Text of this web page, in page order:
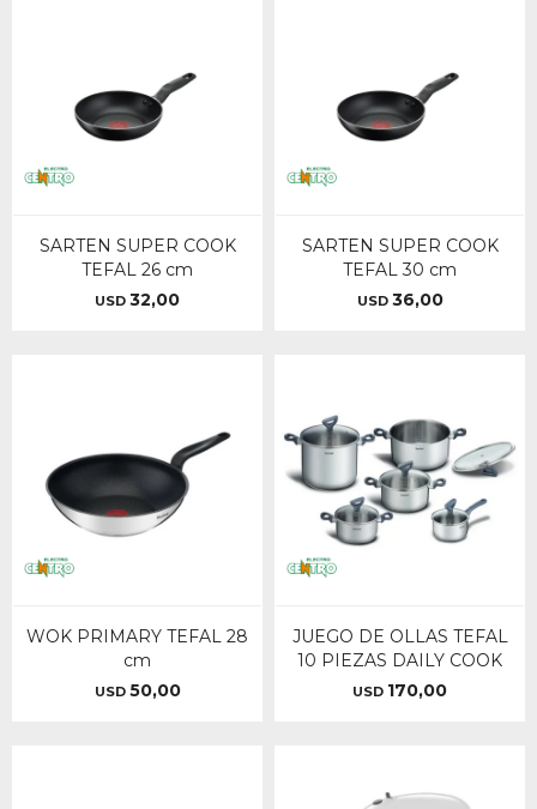
SARTEN SUPER COOK
TEFAL 26 cm
USD 32,00
SARTEN SUPER COOK
TEFAL 30 cm
USD 36,00
WOK PRIMARY TEFAL 28
cm
USD 50,00
JUEGO DE OLLAS TEFAL
10 PIEZAS DAILY COOK
USD 170,00